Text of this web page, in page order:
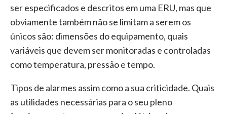
ser especificados e descritos em uma ERU, mas que
obviamente também não se limitam a serem os
únicos são: dimensões do equipamento, quais
variáveis que devem ser monitoradas e controladas
como temperatura, pressão e tempo.
Tipos de alarmes assim como a sua criticidade. Quais
as utilidades necessárias para o seu pleno